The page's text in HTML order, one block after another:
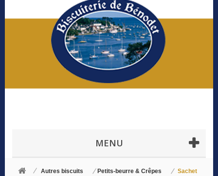
MENU
Autres biscuits Petits-beurre & Crêpes
Sachet